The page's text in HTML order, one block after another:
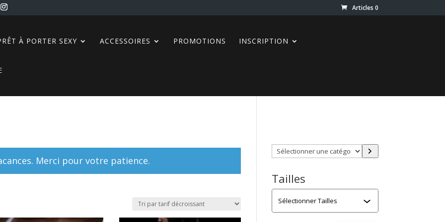
Articles 0
À PORTER SEXY ACCESSOIRES PROMOTIONS INSCRIPTION
Merci pour votre patience.
Sélectionner
une
Tailles